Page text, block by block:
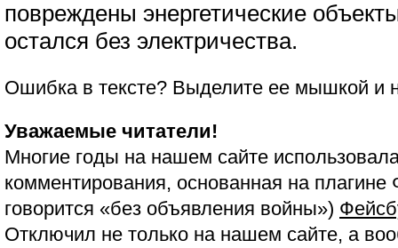
повреждены энергетические
остался без электричества.
Ошибка в тексте? Выделите ее мышкой и
Уважаемые читатели!
Многие годы на нашем сайте
комментирования, основанная на
говорится «без объявления войны»)
Отключил не только на нашем сайте, а